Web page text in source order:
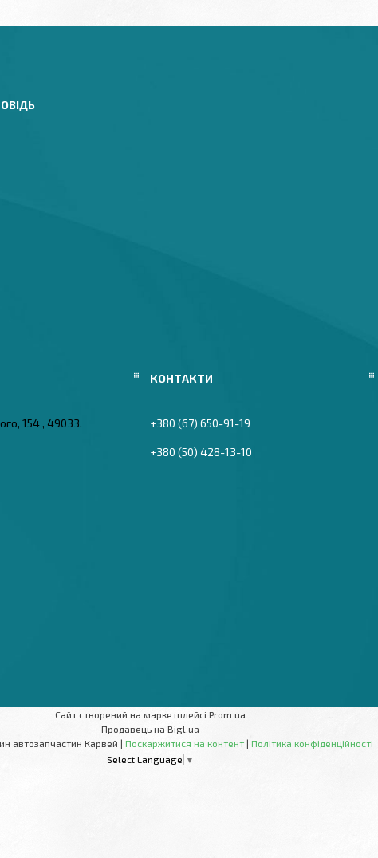
154 , 49033,
+380 (67) 650-91-19
+380 (50) 428-13-10
Сайт створений на маркетплейсі Prom.ua
Продавець на Bigl.ua
Інтернет-магазин автозапчастин Карвей | Поскаржитися на контент | Політика конфіденційності
Select Language ▼